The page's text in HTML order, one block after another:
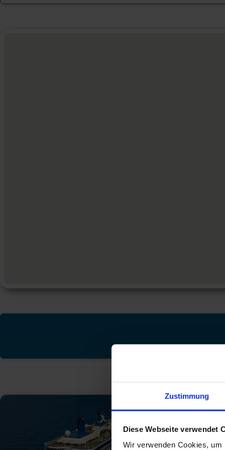
Zustimmung
Diese Webseite verwendet
Wir verwenden Cookies,